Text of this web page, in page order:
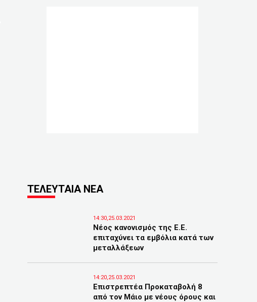
ΤΕΛΕΥΤΑΙΑ ΝΕΑ
14:30,25.03.2021
Νέος κανονισμός της Ε.Ε.
επιταχύνει τα εμβόλια κατά των
μεταλλάξεων
14:20,25.03.2021
Επιστρεπτέα Προκαταβολή 8
από τον Μάιο με νέους όρους και